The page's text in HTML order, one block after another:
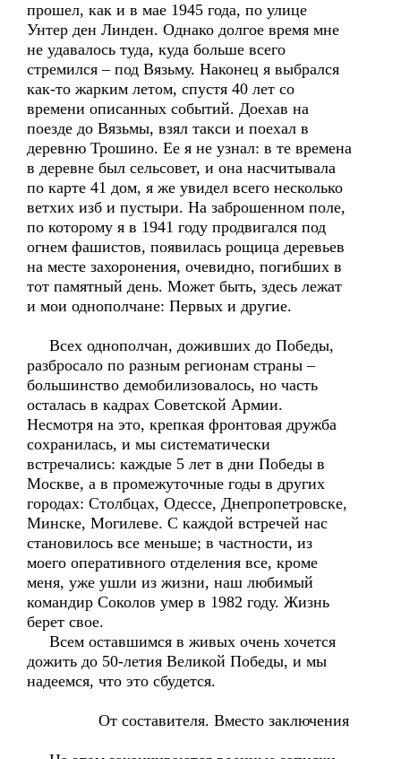
прошел, как и в мае 1945 года, по улице
Унтер ден Линден. Однако долгое время мне
не удавалось туда, куда больше всего
стремился – под Вязьму. Наконец я выбрался
как-то жарким летом, спустя 40 лет со
времени описанных событий. Доехав на
поезде до Вязьмы, взял такси и поехал в
деревню Трошино. Ее я не узнал: в те времена
в деревне был сельсовет, и она насчитывала
по карте 41 дом, я же увидел всего несколько
ветхих изб и пустыри. На заброшенном поле,
по которому я в 1941 году продвигался под
огнем фашистов, появилась рощица деревьев
на месте захоронения, очевидно, погибших в
тот памятный день. Может быть, здесь лежат
и мои однополчане: Первых и другие.
Всех однополчан, доживших до Победы,
разбросало по разным регионам страны –
большинство демобилизовалось, но часть
осталась в кадрах Советской Армии.
Несмотря на это, крепкая фронтовая дружба
сохранилась, и мы систематически
встречались: каждые 5 лет в дни Победы в
Москве, а в промежуточные годы в других
городах: Столбцах, Одессе, Днепропетровске,
Минске, Могилеве. С каждой встречей нас
становилось все меньше; в частности, из
моего оперативного отделения все, кроме
меня, уже ушли из жизни, наш любимый
командир Соколов умер в 1982 году. Жизнь
берет свое.
Всем оставшимся в живых очень хочется
дожить до 50-летия Великой Победы, и мы
надеемся, что это сбудется.
От составителя. Вместо заключения